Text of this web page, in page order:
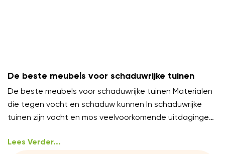
De beste meubels voor schaduwrijke tuinen
De beste meubels voor schaduwrijke tuinen Materialen
die tegen vocht en schaduw kunnen In schaduwrijke
tuinen zijn vocht en mos veelvoorkomende uitdagingen.
Lees Verder...